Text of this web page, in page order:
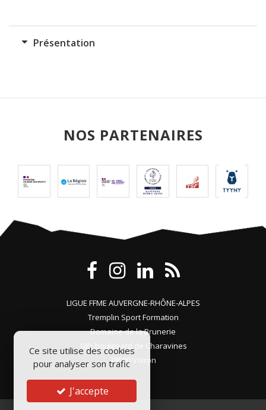
Présentation
NOS PARTENAIRES
LIGUE FFME AUVERGNE-RHÔNE-ALPES
Tremplin Sport Formation
Domaine de la Brunerie
180, boulevard de Charavines
38500 Voiron
Ce site utilise des cookies
pour analyser son trafic
J'accepte